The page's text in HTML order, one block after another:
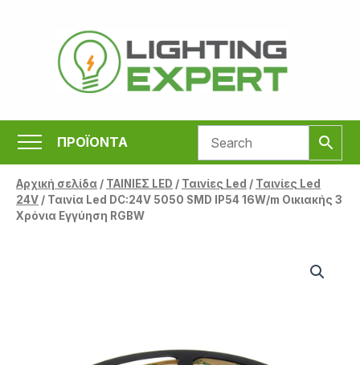
περιεχόμενο
ΠΡΟΪΟΝΤΑ
Αρχική σελίδα/ ΤΑΙΝΙΕΣ LED / Ταινίες Led / Ταινίες Led
24V/ Ταινία Led DC:24V 5050 SMD IP54 16W/m Οικιακής 3
Χρόνια Εγγύηση RGBW